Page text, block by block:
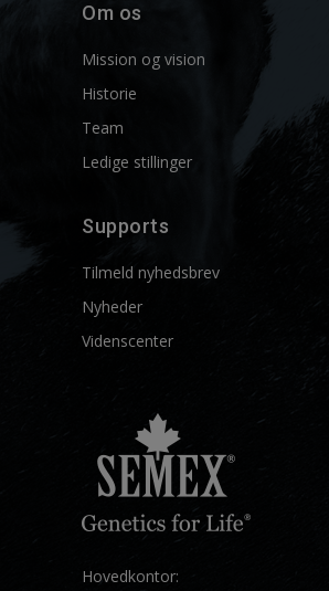
Om os
Mission og vision
Historie
Team
Ledige stillinger
Supports
Tilmeld nyhedsbrev
Nyheder
Videnscenter
Hovedkontor: